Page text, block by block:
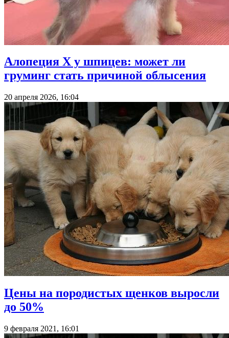
Алопеция Х у шпицев: может ли
груминг стать причиной облысения
20 апреля 2026, 16:04
Цены на породистых щенков выросли
до 50%
9 февраля 2021, 16:01